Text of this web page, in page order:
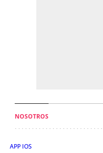
NOSOTROS
APP IOS